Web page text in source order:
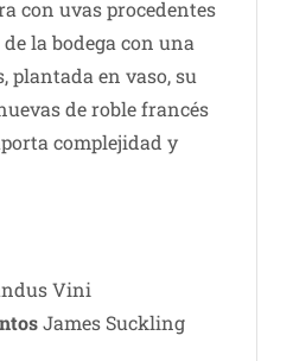
con uvas procedentes
la bodega con una
plantada en vaso, su
de roble francés
complejidad y
Vini
James Suckling